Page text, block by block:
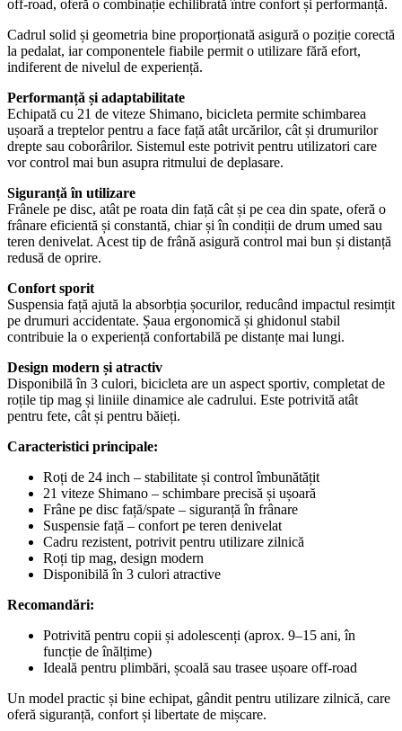
off-road, oferă o combinație echilibrată între confort și performanță.
Cadrul solid și geometria bine proporționată asigură o poziție corectă
la pedalat, iar componentele fiabile permit o utilizare fără efort,
indiferent de nivelul de experiență.
Performanță și adaptabilitate
Echipată cu 21 de viteze Shimano, bicicleta permite schimbarea
ușoară a treptelor pentru a face față atât urcărilor, cât și drumurilor
drepte sau coborârilor. Sistemul este potrivit pentru utilizatori care
vor control mai bun asupra ritmului de deplasare.
Siguranță în utilizare
Frânele pe disc, atât pe roata din față cât și pe cea din spate, oferă o
frânare eficientă și constantă, chiar și în condiții de drum umed sau
teren denivelat. Acest tip de frână asigură control mai bun și distanță
redusă de oprire.
Confort sporit
Suspensia față ajută la absorbția șocurilor, reducând impactul resimțit
pe drumuri accidentate. Șaua ergonomică și ghidonul stabil
contribuie la o experiență confortabilă pe distanțe mai lungi.
Design modern și atractiv
Disponibilă în 3 culori, bicicleta are un aspect sportiv, completat de
roțile tip mag și liniile dinamice ale cadrului. Este potrivită atât
pentru fete, cât și pentru băieți.
Caracteristici principale:
Roți de 24 inch – stabilitate și control îmbunătățit
21 viteze Shimano – schimbare precisă și ușoară
Frâne pe disc față/spate – siguranță în frânare
Suspensie față – confort pe teren denivelat
Cadru rezistent, potrivit pentru utilizare zilnică
Roți tip mag, design modern
Disponibilă în 3 culori atractive
Recomandări:
Potrivită pentru copii și adolescenți (aprox. 9–15 ani, în
funcție de înălțime)
Ideală pentru plimbări, școală sau trasee ușoare off-road
Un model practic și bine echipat, gândit pentru utilizare zilnică, care
oferă siguranță, confort și libertate de mișcare.